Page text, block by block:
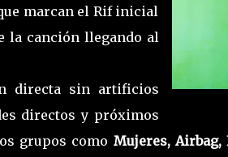
marcan el Rif inicial
la canción llegando al
directa sin artificios
directos y próximos
grupos como Mujeres, Airbag,